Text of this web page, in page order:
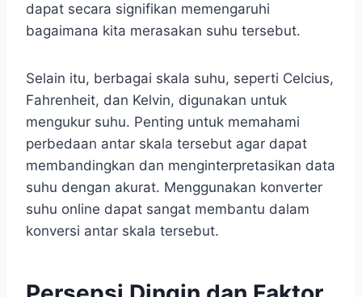
dapat secara signifikan memengaruhi
bagaimana kita merasakan suhu tersebut.
Selain itu, berbagai skala suhu, seperti Celcius,
Fahrenheit, dan Kelvin, digunakan untuk
mengukur suhu. Penting untuk memahami
perbedaan antar skala tersebut agar dapat
membandingkan dan menginterpretasikan data
suhu dengan akurat. Menggunakan konverter
suhu online dapat sangat membantu dalam
konversi antar skala tersebut.